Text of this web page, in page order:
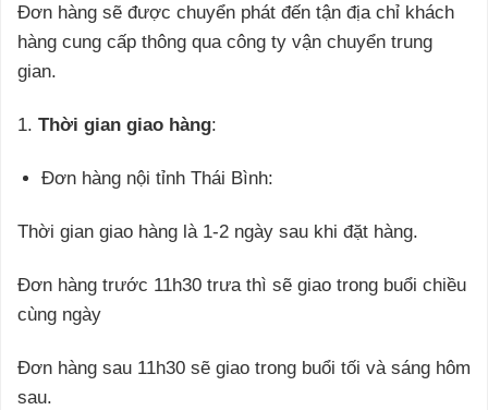
Đơn hàng sẽ được chuyển phát đến tận địa chỉ khách
hàng cung cấp thông qua công ty vận chuyển trung
gian.
1. Thời gian giao hàng:
Đơn hàng nội tỉnh Thái Bình:
Thời gian giao hàng là 1-2 ngày sau khi đặt hàng.
Đơn hàng trước 11h30 trưa thì sẽ giao trong buổi chiều
cùng ngày
Đơn hàng sau 11h30 sẽ giao trong buổi tối và sáng hôm
sau.